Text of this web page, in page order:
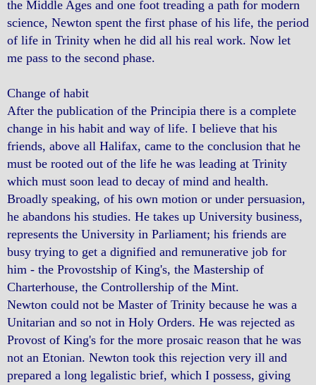
the Middle Ages and one foot treading a path for modern
science, Newton spent the first phase of his life, the period
of life in Trinity when he did all his real work. Now let
me pass to the second phase.
Change of habit
After the publication of the Principia there is a complete
change in his habit and way of life. I believe that his
friends, above all Halifax, came to the conclusion that he
must be rooted out of the life he was leading at Trinity
which must soon lead to decay of mind and health.
Broadly speaking, of his own motion or under persuasion,
he abandons his studies. He takes up University business,
represents the University in Parliament; his friends are
busy trying to get a dignified and remunerative job for
him - the Provostship of King's, the Mastership of
Charterhouse, the Controllership of the Mint.
Newton could not be Master of Trinity because he was a
Unitarian and so not in Holy Orders. He was rejected as
Provost of King's for the more prosaic reason that he was
not an Etonian. Newton took this rejection very ill and
prepared a long legalistic brief, which I possess, giving